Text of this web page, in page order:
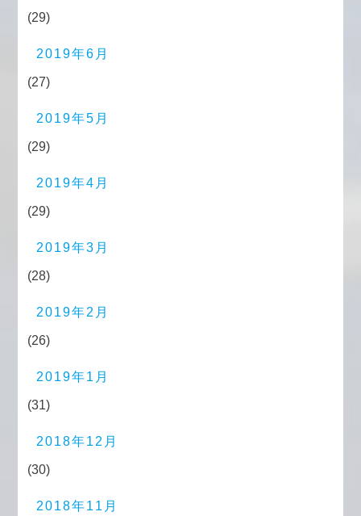
(29)
2019年6月
(27)
2019年5月
(29)
2019年4月
(29)
2019年3月
(28)
2019年2月
(26)
2019年1月
(31)
2018年12月
(30)
2018年11月